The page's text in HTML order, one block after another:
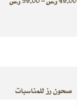
صحون رز للمناسبات